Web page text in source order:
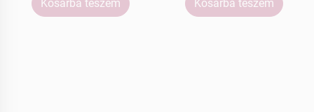
Kosárba teszem Kosárba teszem